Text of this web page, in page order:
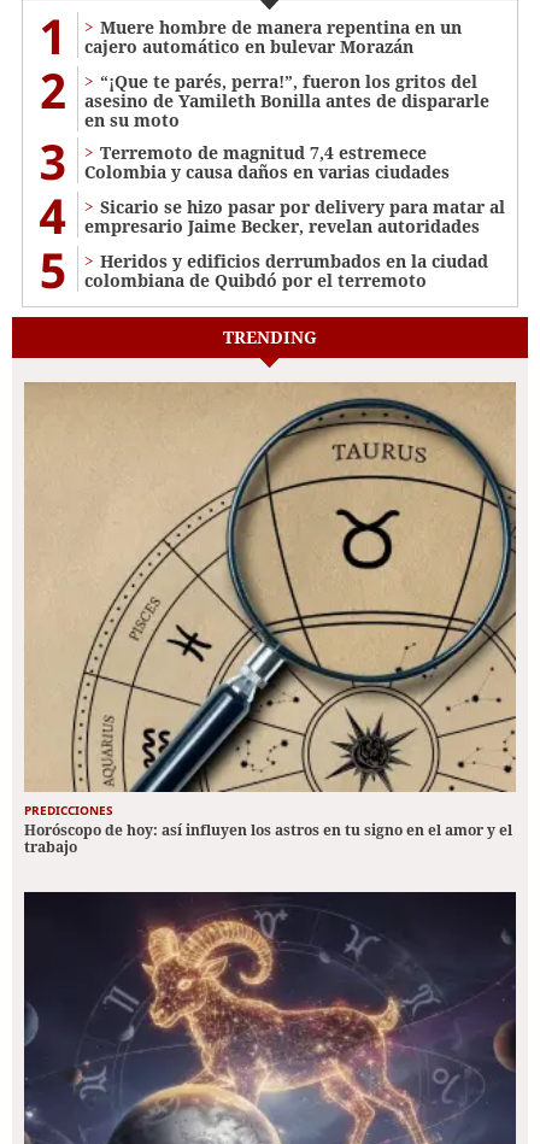
1
Muere hombre de manera repentina en un
cajero automático en bulevar Morazán
2
“¡Que te parés, perra!”, fueron los gritos del
asesino de Yamileth Bonilla antes de dispararle
en su moto
3
Terremoto de magnitud 7,4 estremece
Colombia y causa daños en varias ciudades
4
Sicario se hizo pasar por delivery para matar al
empresario Jaime Becker, revelan autoridades
5
Heridos y edificios derrumbados en la ciudad
colombiana de Quibdó por el terremoto
TRENDING
PREDICCIONES
Horóscopo de hoy: así influyen los astros en tu signo en el amor y el
trabajo